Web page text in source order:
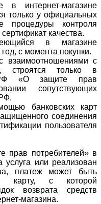
в интернет-магазине
только у официальных
процедуры контроля
качества.
в магазине
с момента покупки.
взаимоотношениями с
строятся только в
РФ «О защите прав
сопутствующих
банковских карт
соединения
пользователя
прав потребителей» в
или реализован
платеж может быть
карту, с которой
возврата средств
магазина.